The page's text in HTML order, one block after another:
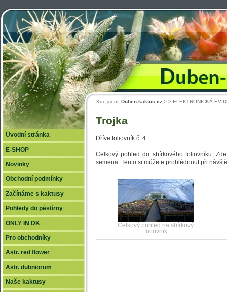
Trojka
Dříve foliovník č. 4.
Celkový pohled do sbírkového foliovníku.
semena. Tento si můžete prohlédnout při
Celkový pohled na sbírkový
foliovník
Kde jsem: Duben-kaktus.cz > > ELEKTRONICKÁ
Úvodní stránka
E-SHOP
Novinky
Obchodní podmínky
Začínáme s kaktusy
Pohledy do pěstírny
ONLY IN DK
Pro obchodníky
Astr. red flower
Astr. dubniorum
Naše kaktusy